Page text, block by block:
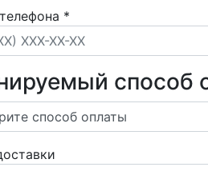
*
способ